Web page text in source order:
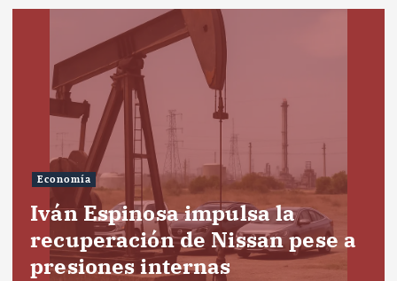
Economía
Iván Espinosa impulsa la
recuperación de Nissan pese a
presiones internas